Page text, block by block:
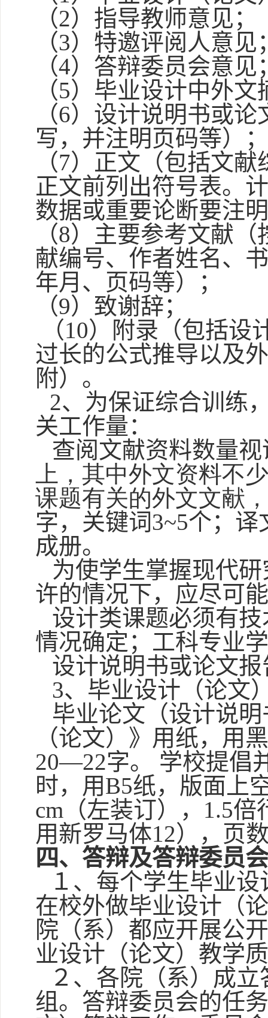
（2）指导教师意见；
（3）特邀评阅人意见
（4）答辩委员会意见
（5）毕业设计中外文
（6）设计说明书或论
写，并注明页码等）；
（7）正文（包括文
正文前列出符号表。
数据或重要论断要注
（8）主要参考文献
献编号、作者姓名、
年月、页码等）；
（9）致谢辞；
（10）附录（包括设
过长的公式推导以及
附）。
2、为保证综合训练
关工作量：
查阅文献资料数量
上，其中外文资料不
课题有关的外文文献
字，关键词3~5个； 译
成册。
为使学生掌握现代
许的情况下，应尽可
设计类课题必须有
情况确定；工科专业
设计说明书或论文
3、毕业设计（论文
毕业论文（设计说
（论文）》用纸，用
20—22字。
学校提倡
时，用B5纸，版面上
cm （左装订）， 1.5倍
用新罗马体12），页
四、答辩及答辩委员会
１、每个学生毕业
在校外做毕业设计（
院（系）都应开展公
业设计（论文）教学
２、各院（系）成
组。答辩委员会的任